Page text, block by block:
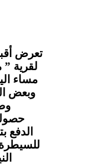
تعرض
لقرية ”
مساء
وبعض
الدفع